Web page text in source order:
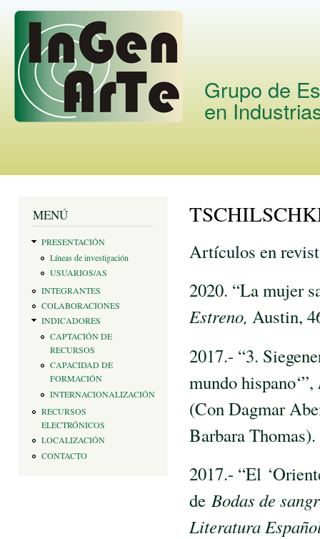
Grupo de
en
You are here
MENÚ
PRESENTACIÓN
Líneas de investigación
USUARIOS/AS
INTEGRANTES
COLABORACIONES
INDICADORES
CAPTACIÓN DE
RECURSOS
CAPACIDAD DE
FORMACIÓN
INTERNACIONALIZACIÓN
RECURSOS
ELECTRÓNICOS
LOCALIZACIÓN
CONTACTO
Artículos en
2020. “La mujer
Estreno, Austin,
2017.- “3.
mundo hispano‘”,
(Con Dagmar
Barbara Thomas).
2017.- “El
de Bodas de
Literatura